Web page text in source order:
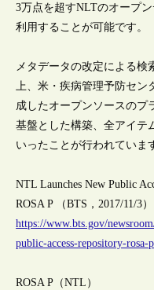
3万点を超すNLTのオープ
利用することが可能です。
メタデータの改定による検
上、米・疾病管理予防セン
成したオープンソースのプ
基盤とした構築、全アイテ
いったことが行われていま
NTL Launches New Public
ROSA P （BTS，2017/11/3）
https://www.bts.gov/
public-access-repository-rosa-p
ROSA P（NTL）